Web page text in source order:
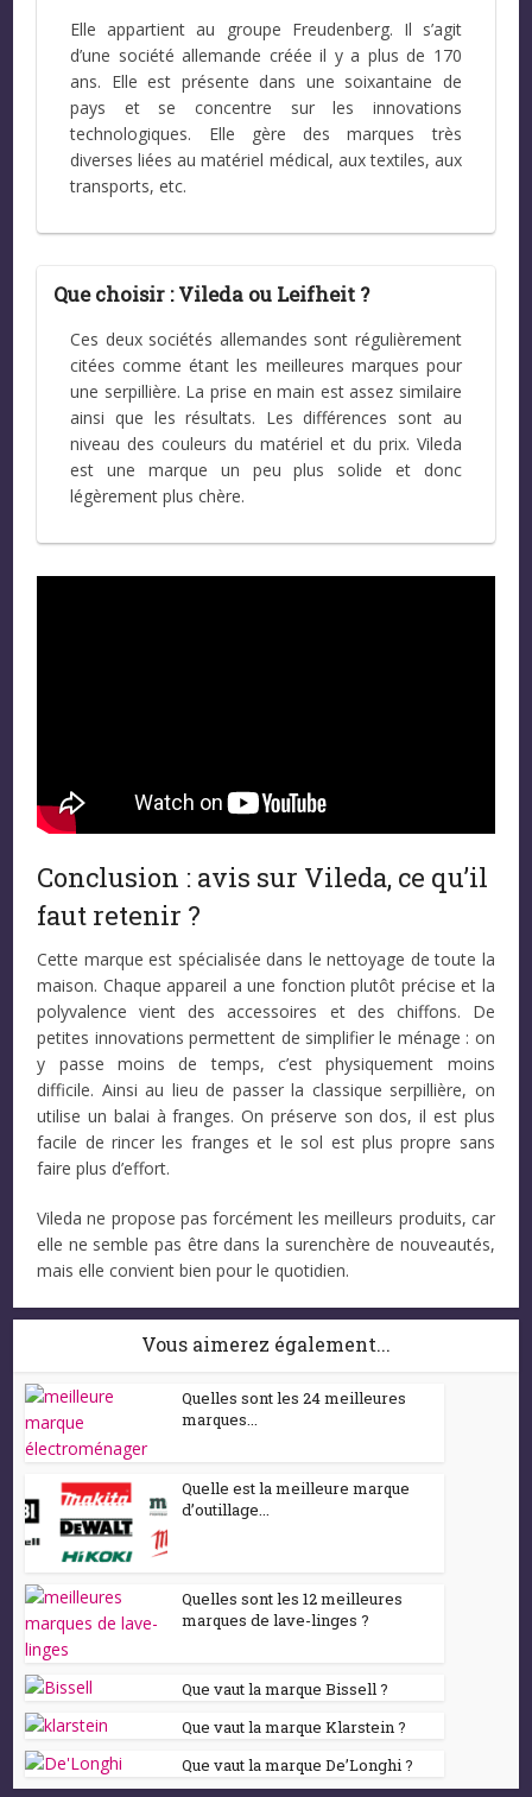
Elle appartient au groupe Freudenberg. Il s’agit
d’une société allemande créée il y a plus de 170
ans. Elle est présente dans une soixantaine de
pays et se concentre sur les innovations
technologiques. Elle gère des marques très
diverses liées au matériel médical, aux textiles, aux
transports, etc.
Que choisir : Vileda ou Leifheit ?
Ces deux sociétés allemandes sont régulièrement
citées comme étant les meilleures marques pour
une serpillière. La prise en main est assez similaire
ainsi que les résultats. Les différences sont au
niveau des couleurs du matériel et du prix. Vileda
est une marque un peu plus solide et donc
légèrement plus chère.
Conclusion : avis sur Vileda, ce qu’il
faut retenir ?
Cette marque est spécialisée dans le nettoyage de toute la
maison. Chaque appareil a une fonction plutôt précise et la
polyvalence vient des accessoires et des chiffons. De
petites innovations permettent de simplifier le ménage : on
y passe moins de temps, c’est physiquement moins
difficile. Ainsi au lieu de passer la classique serpillière, on
utilise un balai à franges. On préserve son dos, il est plus
facile de rincer les franges et le sol est plus propre sans
faire plus d’effort.
Vileda ne propose pas forcément les meilleurs produits, car
elle ne semble pas être dans la surenchère de nouveautés,
mais elle convient bien pour le quotidien.
Vous aimerez également...
Quelles sont les 24 meilleures
marques...
Quelle est la meilleure marque
d’outillage...
Quelles sont les 12 meilleures
marques de lave-linges ?
Que vaut la marque Bissell ?
Que vaut la marque Klarstein ?
Que vaut la marque De’Longhi ?